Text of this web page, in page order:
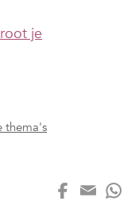
je
thema's